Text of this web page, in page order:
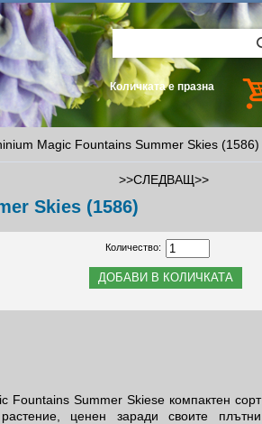
Количката е празна
Magic Fountains Summer Skies (1586)
>>СЛЕДВАЩ>>
Skies (1586)
Количество:
Fountains Summer Skiesе компактен сорт
ценен заради своите плътни